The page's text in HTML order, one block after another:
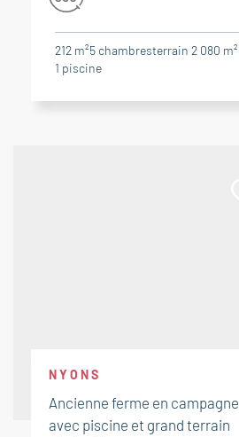
212 m²5 chambresterrain 2 080 m²
1 piscine
NYONS
Ancienne ferme en campagne
avec piscine et grand terrain